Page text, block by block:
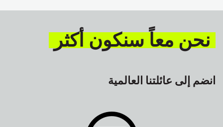
نحن معاً سنكون أكثر
انضم إلى عائلتنا العالمية